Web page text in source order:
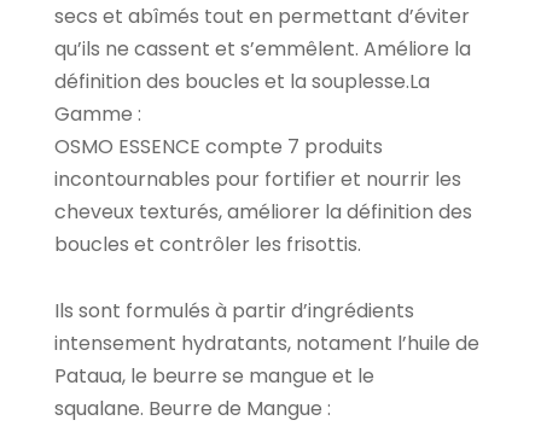
secs et abîmés tout en permettant d’éviter
qu’ils ne cassent et s’emmêlent. Améliore la
définition des boucles et la souplesse.La
Gamme :
OSMO ESSENCE compte 7 produits
incontournables pour fortifier et nourrir les
cheveux texturés, améliorer la définition des
boucles et contrôler les frisottis.
Ils sont formulés à partir d’ingrédients
intensement hydratants, notament l’huile de
Pataua, le beurre se mangue et le
squalane. Beurre de Mangue :